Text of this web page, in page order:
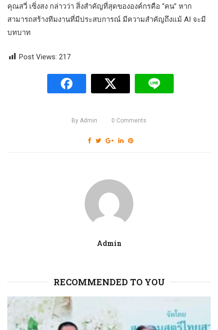
คุณสวี่ เซิ่งสง กล่าวว่า สิ่งสำคัญที่สุดขององค์กรคือ “คน” หาก
สามารถสร้างทีมงานที่มีประสบการณ์ มีความสำคัญถึงแม้ AI จะมี
บทบาท
Post Views: 217
By Admin 0 Comments
Admin
RECOMMENDED TO YOU